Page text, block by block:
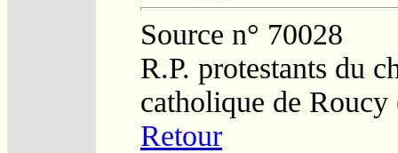
Source n° 70028
R.P. protestants du
catholique de Roucy
Retour